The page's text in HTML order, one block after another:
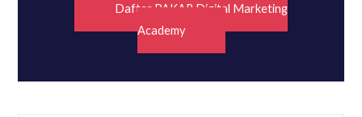
Daftar PAKAR Digital Marketing
Academy